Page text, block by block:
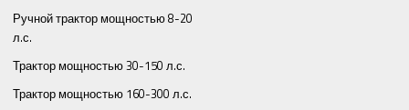
Ручной трактор мощностью 8-20
л.с.
Трактор мощностью 30-150 л.с.
Трактор мощностью 160-300 л.с.